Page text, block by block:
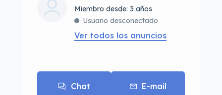
Miembro desde: 3 años
Usuario desconectado
Ver todos los anuncios
Chat E-mail